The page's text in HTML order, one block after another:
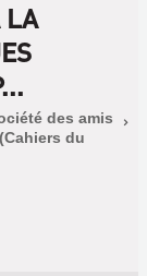
LA
des amis
du